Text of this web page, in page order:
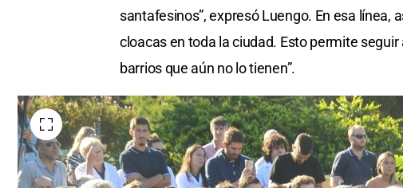
santafesinos”, expresó Luengo. En esa línea,
cloacas en toda la ciudad. Esto permite
barrios que aún no lo tienen”.